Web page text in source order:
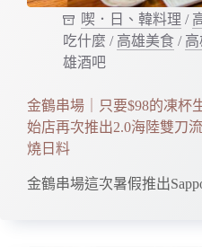
喫．日、韓料理 /
吃什麼 / 高雄美食 /
雄酒吧
金鶴串場｜只要$98的凍杯
始店再次推出2.0海陸雙刀
燒日料
金鶴串場這次暑假推出